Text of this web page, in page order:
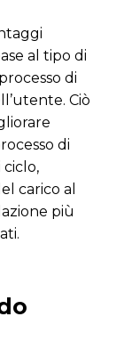
al tipo di
di
Ciò
di
carico al
più